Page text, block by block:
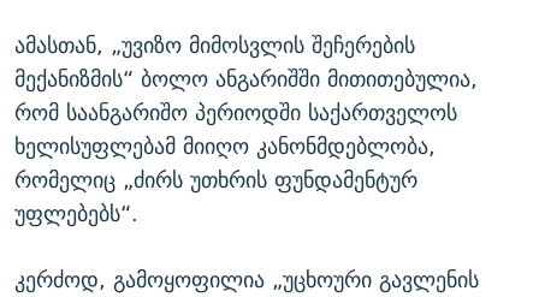
ამასთან, „უვიზო მიმოსვლის შეჩერების
მექანიზმის“ ბოლო ანგარიშში მითითებულია,
რომ საანგარიშო პერიოდში საქართველოს
ხელისუფლებამ მიიღო კანონმდებლობა,
რომელიც „ძირს უთხრის ფუნდამენტურ
უფლებებს“.
კერძოდ, გამოყოფილია „უცხოური გავლენის